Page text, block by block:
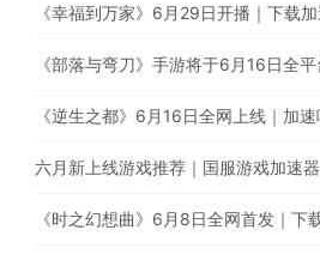
六月新上线游戏推荐｜国服游戏加速器